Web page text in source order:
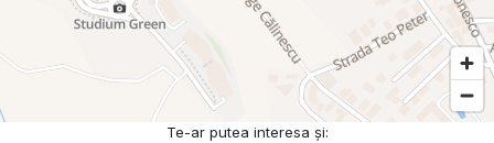
Te-ar putea interesa și: